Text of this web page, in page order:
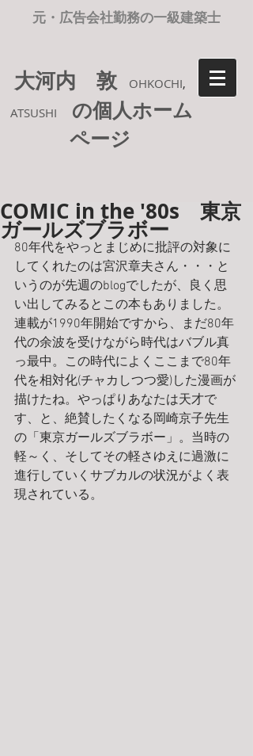
大河内 敦 OHKOCHI,
ATSUSHI の個人ホーム
ページ
元・広告会社勤務の一級建築士
COMIC in the '80s 東京
ガールズブラボー
80年代をやっとまじめに批評の対象に
してくれたのは宮沢章夫さん・・・と
いうのが先週のblogでしたが、良く思
い出してみるとこの本もありました。
連載が1990年開始ですから、まだ80年
代の余波を受けながら時代はバブル真
っ最中。この時代によくここまで80年
代を相対化(チャカしつつ愛)した漫画が
描けたね。やっぱりあなたは天才で
す、と、絶賛したくなる岡崎京子先生
の「東京ガールズブラボー」。当時の
軽～く、そしてその軽さゆえに過激に
進行していくサブカルの状況がよく表
現されている。